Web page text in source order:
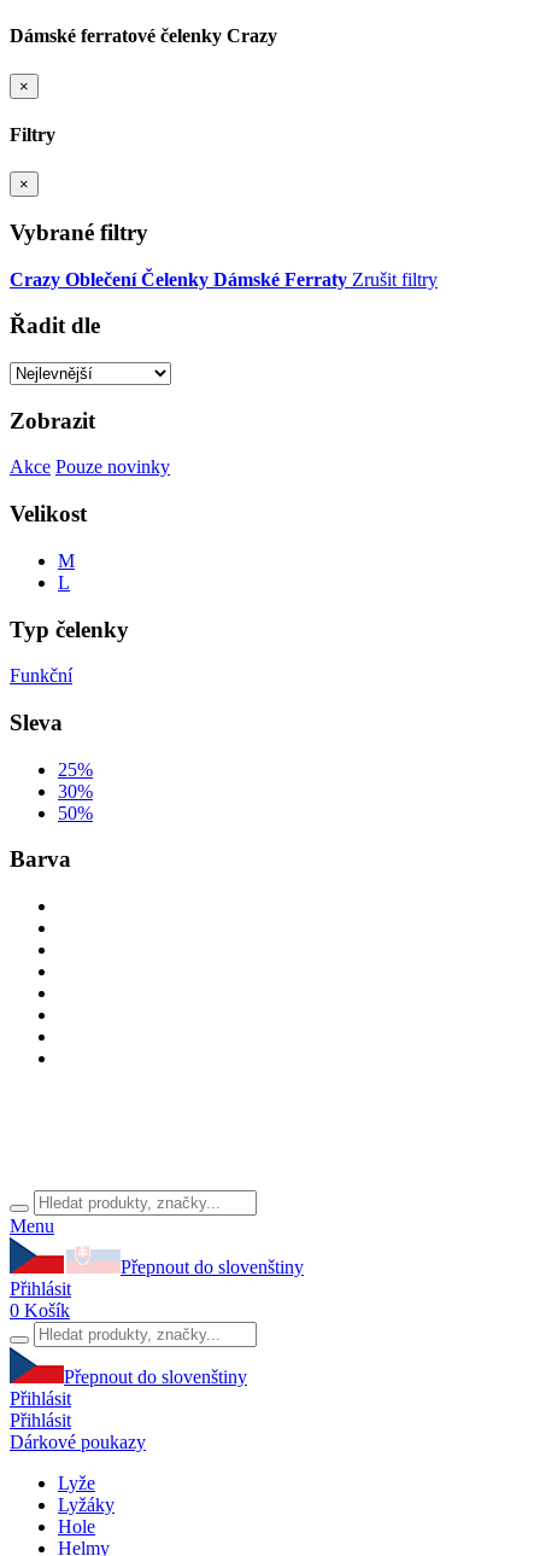
Dámské ferratové čelenky Crazy
×
Filtry
×
Vybrané filtry
Crazy Oblečení Čelenky Dámské Ferraty Zrušit filtry
Řadit dle
Zobrazit
Akce Pouze novinky
Velikost
M
L
Typ čelenky
Funkční
Sleva
25%
30%
50%
Barva
Menu
Přepnout do slovenštiny
Přihlásit
0 Košík
Přepnout do slovenštiny
Přihlásit
Přihlásit
Dárkové poukazy
Lyže
Lyžáky
Hole
Helmy